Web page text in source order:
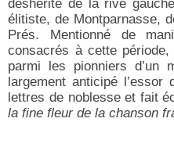
déshérité de la rive
élitiste, de Montparnasse,
Prés. Mentionné de
consacrés à cette
parmi les pionniers d’un
largement anticipé
lettres de noblesse et fait
la fine fleur de la chanson